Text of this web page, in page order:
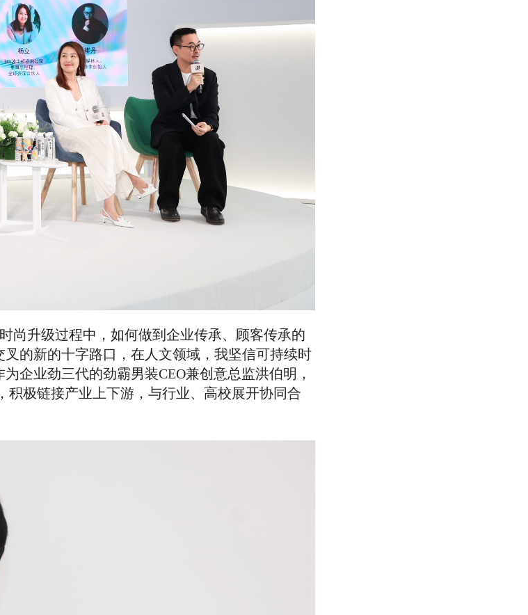
尚升级过程中，如何做到企业传承、顾客传承的
的新的十字路口，在人文领域，我坚信可持续时
企业劲三代的劲霸男装CEO兼创意总监洪伯明，
积极链接产业上下游，与行业、高校展开协同合